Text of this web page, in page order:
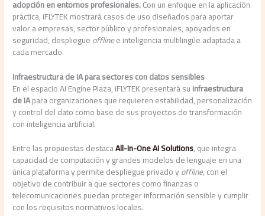
adopción en entornos profesionales.Con un enfoque en la aplicación
práctica, iFLYTEK mostrará casos de uso diseñados para aportar
valor a empresas, sector público y profesionales, apoyados en
seguridad, despliegueofflinee inteligencia multilingüe adaptada a
cada mercado.
Infraestructura de IA para sectores con datos sensibles
En el espacio AI Engine Plaza, iFLYTEK presentará suinfraestructura
de IApara organizaciones que requieren estabilidad, personalización
y control del dato como base de sus proyectos de transformación
con inteligencia artificial.
Entre las propuestas destacaAll-In-One AI Solutions, que integra
capacidad de computación y grandes modelos de lenguaje en una
única plataforma y permite despliegue privado yoffline,con el
objetivo de contribuir a que sectores como finanzas o
telecomunicaciones puedan proteger información sensible y cumplir
con los requisitos normativos locales.